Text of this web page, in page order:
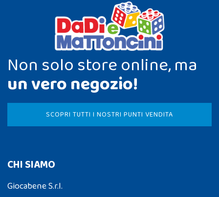
Non solo store online, ma
un vero negozio!
SCOPRI TUTTI I NOSTRI PUNTI VENDITA
CHI SIAMO
Giocabene S.r.l.